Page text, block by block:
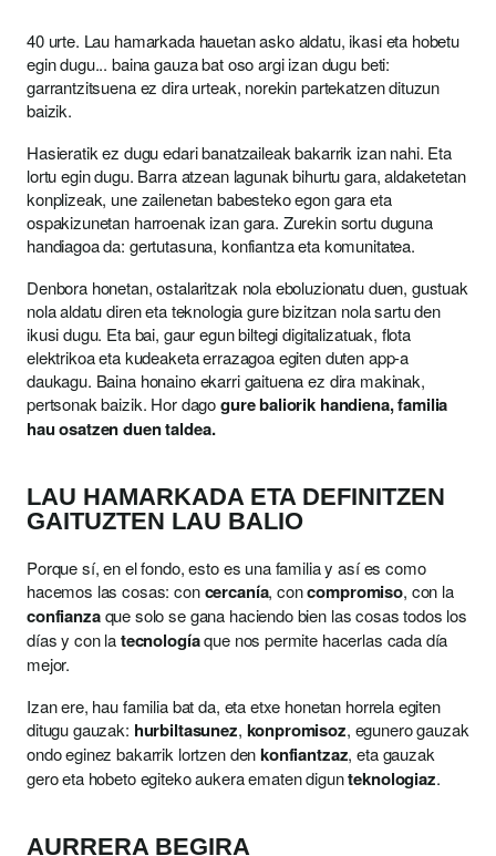
40 urte. Lau hamarkada hauetan asko aldatu, ikasi eta hobetu
egin dugu... baina gauza bat oso argi izan dugu beti:
garrantzitsuena ez dira urteak, norekin partekatzen dituzun
baizik.
Hasieratik ez dugu edari banatzaileak bakarrik izan nahi. Eta
lortu egin dugu. Barra atzean lagunak bihurtu gara, aldaketetan
konplizeak, une zailenetan babesteko egon gara eta
ospakizunetan harroenak izan gara. Zurekin sortu duguna
handiagoa da: gertutasuna, konfiantza eta komunitatea.
Denbora honetan, ostalaritzak nola eboluzionatu duen, gustuak
nola aldatu diren eta teknologia gure bizitzan nola sartu den
ikusi dugu. Eta bai, gaur egun biltegi digitalizatuak, flota
elektrikoa eta kudeaketa errazagoa egiten duten app-a
daukagu. Baina honaino ekarri gaituena ez dira makinak,
pertsonak baizik. Hor dagogure baliorik handiena, familia
hau osatzen duen taldea.
LAU HAMARKADA ETA DEFINITZEN
GAITUZTEN LAU BALIO
Porque sí, en el fondo, esto es una familia y así es como
hacemos las cosas: concercanía, concompromiso, con la
confianzaque solo se gana haciendo bien las cosas todos los
días y con latecnologíaque nos permite hacerlas cada día
mejor.
Izan ere, hau familia bat da, eta etxe honetan horrela egiten
ditugu gauzak: hurbiltasunez, konpromisoz, egunero gauzak
ondo eginez bakarrik lortzen denkonfiantzaz, eta gauzak
gero eta hobeto egiteko aukera ematen digunteknologiaz.
AURRERA BEGIRA